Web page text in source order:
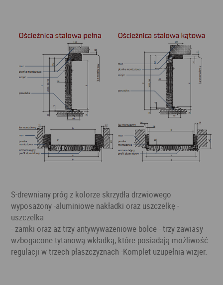
S-drewniany próg z kolorze skrzydła drzwiowego
wyposażony -aluminiowe nakładki oraz uszczelkę -
uszczelka
- zamki oraz aż trzy antywyważeniowe bolce - trzy zawiasy
wzbogacone tytanową wkładką, które posiadają możliwość
regulacji w trzech płaszczyznach -Komplet uzupełnia wizjer.